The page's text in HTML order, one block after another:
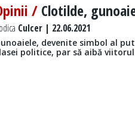
/ Clotilde,
Culcer | 22.06.2021
devenite simbol al
politice, par să aibă